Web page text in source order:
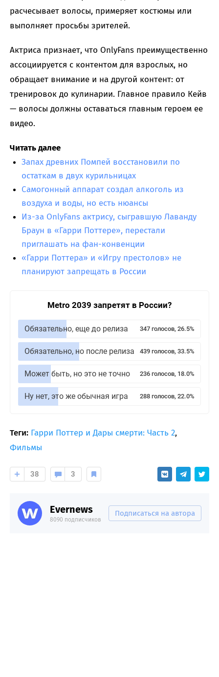
расчесывает волосы, примеряет костюмы или
выполняет просьбы зрителей.
Актриса признает, что OnlyFans преимущественно
ассоциируется с контентом для взрослых, но
обращает внимание и на другой контент: от
тренировок до кулинарии. Главное правило Кейв
— волосы должны оставаться главным героем ее
видео.
Читать далее
Запах древних Помпей восстановили по
остаткам в двух курильницах
Самогонный аппарат создал алкоголь из
воздуха и воды, но есть нюансы
Из-за OnlyFans актрису, сыгравшую Лаванду
Браун в «Гарри Поттере», перестали
приглашать на фан-конвенции
«Гарри Поттера» и «Игру престолов» не
планируют запрещать в России
Metro 2039 запретят в России?
Обязательно, еще до релиза 347 голосов, 26.5%
Обязательно, но после релиза 439 голосов, 33.5%
Может быть, но это не точно 236 голосов, 18.0%
Ну нет, это же обычная игра 288 голосов, 22.0%
Теги: Гарри Поттер и Дары смерти: Часть 2,
Фильмы
38 3
Evernews
8090 подписчиков
Подписаться на автора